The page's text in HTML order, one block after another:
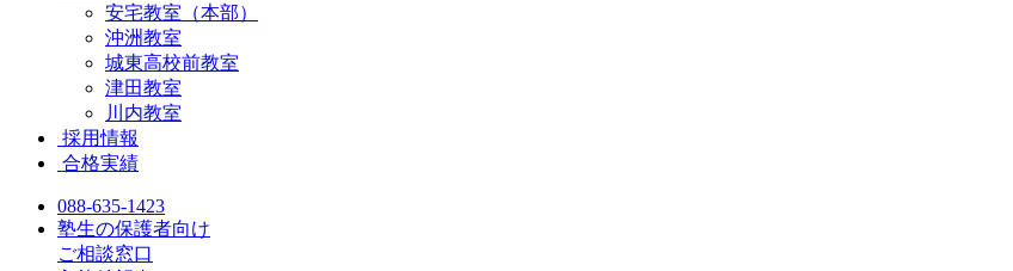
安宅教室（本部）
沖洲教室
城東高校前教室
津田教室
川内教室
採用情報
合格実績
088-635-1423
塾生の保護者向け
ご相談窓口